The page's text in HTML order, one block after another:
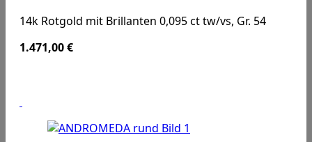
14k Rotgold mit Brillanten 0,095 ct tw/vs, Gr. 54
1.471,00€